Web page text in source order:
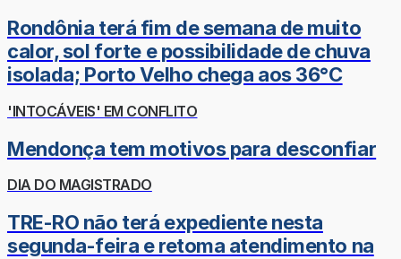
Rondônia terá fim de semana de muito
calor, sol forte e possibilidade de chuva
isolada; Porto Velho chega aos 36°C
'INTOCÁVEIS' EM CONFLITO
Mendonça tem motivos para desconfiar
DIA DO MAGISTRADO
TRE-RO não terá expediente nesta
segunda-feira e retoma atendimento na